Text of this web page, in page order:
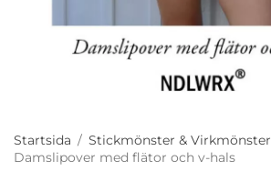
Startsida / Stickmönster & Virkmönster
Damslipover med flätor och v-hals